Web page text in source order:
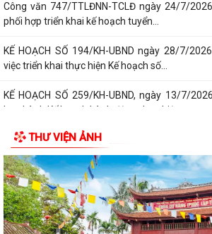
Công văn 747/TTLĐNN-TCLĐ ngày 24/7/
phối hợp triển khai kế hoạch tuyển...
KẾ HOẠCH SỐ 194/KH-UBND ngày 28/7/
việc triển khai thực hiện Kế hoạch số...
KẾ HOẠCH SỐ 259/KH-UBND, ngày 13/7/
ban hành Kế hoạch hành động thực hiện...
PHƯỜNG ĐỒ SƠN THAM DỰ HỘI NGHỊ TOÀN
TẬP, QUÁN TRIỆT VÀ TRIỂN KHAI THỰC HIỆN...
Công văn 3616/STP-PBGDPL, ngày 28/7/
phố về việc khai thác tài liệu số...
LUẬT SỐ 122/2025/QH15 LUẬT THƯƠNG MẠI
THƯ VIỆN ẢNH